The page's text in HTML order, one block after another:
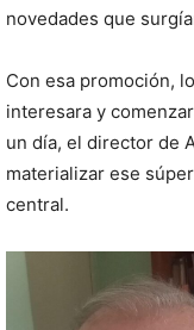
novedades que
Con esa promoción,
interesara y
un día, el director de
materializar ese
central.